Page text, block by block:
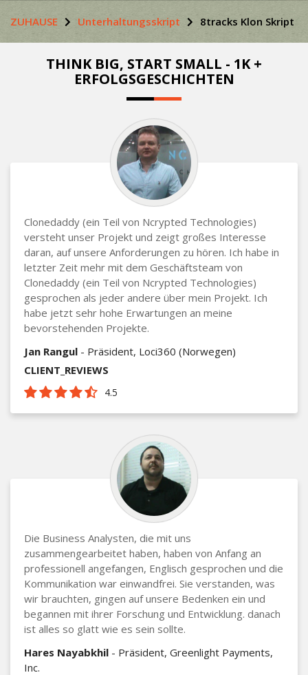
ZUHAUSE Unterhaltungsskript 8tracks Klon Skript
THINK BIG, START SMALL - 1K +
ERFOLGSGESCHICHTEN
Clonedaddy (ein Teil von Ncrypted Technologies)
versteht unser Projekt und zeigt großes Interesse
daran, auf unsere Anforderungen zu hören. Ich habe in
letzter Zeit mehr mit dem Geschäftsteam von
Clonedaddy (ein Teil von Ncrypted Technologies)
gesprochen als jeder andere über mein Projekt. Ich
habe jetzt sehr hohe Erwartungen an meine
bevorstehenden Projekte.
Jan Rangul - Präsident, Loci360 (Norwegen)
CLIENT_REVIEWS
4.5
Die Business Analysten, die mit uns
zusammengearbeitet haben, haben von Anfang an
professionell angefangen, Englisch gesprochen und die
Kommunikation war einwandfrei. Sie verstanden, was
wir brauchten, gingen auf unsere Bedenken ein und
begannen mit ihrer Forschung und Entwicklung. danach
ist alles so glatt wie es sein sollte.
Hares Nayabkhil - Präsident, Greenlight Payments,
Inc.